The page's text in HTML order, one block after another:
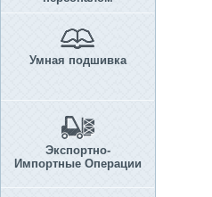
Умная подшивка
Экспортно-
Импортные Операции